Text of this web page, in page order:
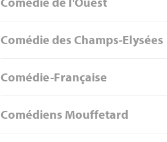
Comédie des Champs-Elysées
Comédie-Française
Comédiens Mouffetard